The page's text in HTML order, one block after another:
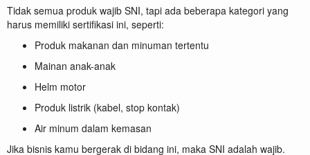
Tidak semua produk wajib SNI, tapi ada beberapa kategori yang
harus memiliki sertifikasi ini, seperti:
Produk makanan dan minuman tertentu
Mainan anak-anak
Helm motor
Produk listrik (kabel, stop kontak)
Air minum dalam kemasan
Jika bisnis kamu bergerak di bidang ini, maka SNI adalah wajib.